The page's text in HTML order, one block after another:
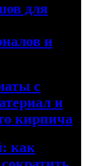
для
и
с
и
кирпича
как